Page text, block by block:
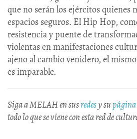
que no serán los ejércitos quienes
espacios seguros. El Hip Hop,
resistencia y puente de
violentas en manifestaciones
ajeno al cambio venidero, el
es imparable.
Siga a MELAH en susredesy su
todo lo que se viene con esta red de